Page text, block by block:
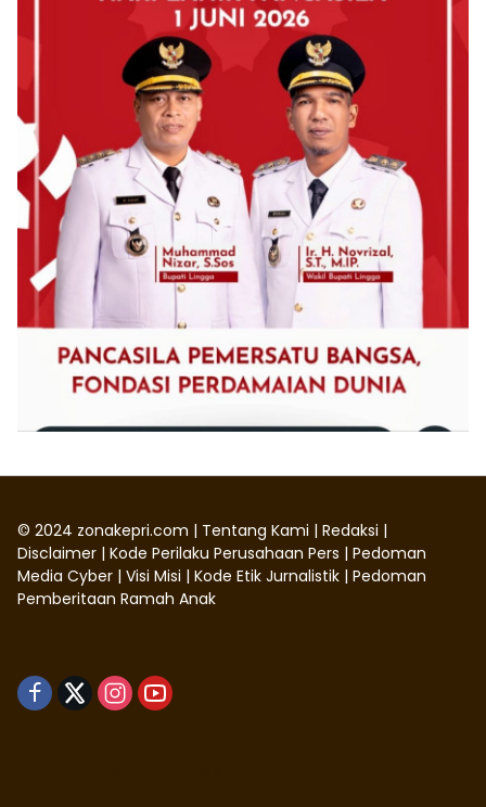
© 2024 zonakepri.com | Tentang Kami | Redaksi |
Disclaimer | Kode Perilaku Perusahaan Pers | Pedoman
Media Cyber | Visi Misi | Kode Etik Jurnalistik | Pedoman
Pemberitaan Ramah Anak